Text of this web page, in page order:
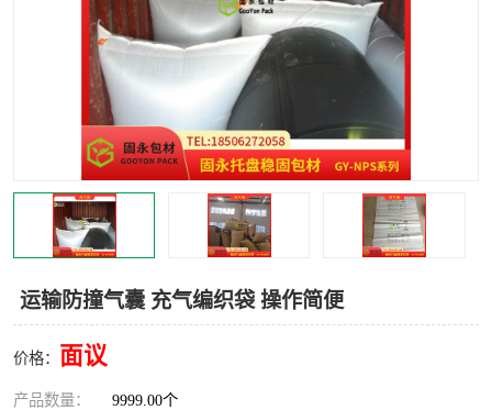
运输防撞气囊 充气编织袋 操作简便
价格： 面议
产品数量： 9999.00个
托盘裹包网兜
托盘捆绑带